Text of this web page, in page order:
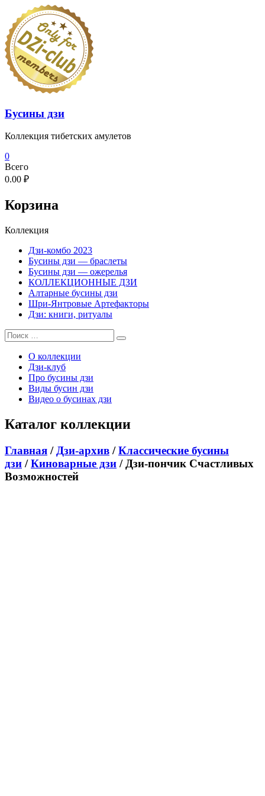
Перейти
содержимому
Бусины дзи
Коллекция тибетских амулетов
0
Всего
0.00 ₽
Корзина
Коллекция
Дзи-комбо 2023
Бусины дзи — браслеты
Бусины дзи — ожерелья
КОЛЛЕКЦИОННЫЕ ДЗИ
Алтарные бусины дзи
Шри-Янтровые Артефакторы
Дзи: книги, ритуалы
О коллекции
Дзи-клуб
Про бусины дзи
Виды бусин дзи
Видео о бусинах дзи
Каталог коллекции
Главная / Дзи-архив /Классические бусины
дзи /Киноварные дзи / Дзи-пончик Счастливых
Возможностей